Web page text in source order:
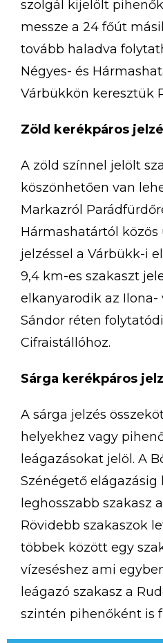
szolgál kijelölt
messze a 24 főút
tovább haladva
Négyes- és
Várbükkön keresztük
Zöld kerékpáros
A zöld színnel jelölt
köszönhetően van
Markazról
Hármashatártól
jelzéssel a Várbükk-i
9,4 km-es szakaszt
elkanyarodik az Ilona-
Sándor réten
Cifraistállóhoz.
Sárga kerékpáros
A sárga jelzés
helyekhez vagy
leágazásokat jelöl. A
Szénégető
leghosszabb szakasz
Rövidebb szakaszok
többek között egy
vízeséshez ami
leágazó szakasz a
szintén pihenőként is